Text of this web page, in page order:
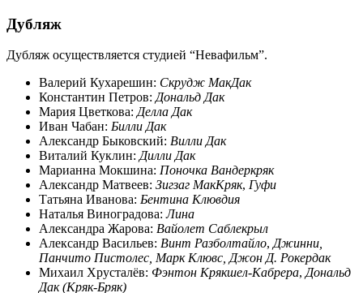
Дубляж
Дубляж осуществляется студией “Невафильм”.
Валерий Кухарешин: Скрудж МакДак
Константин Петров: Дональд Дак
Мария Цветкова: Делла Дак
Иван Чабан: Билли Дак
Александр Быковский: Вилли Дак
Виталий Куклин: Дилли Дак
Марианна Мокшина: Поночка Вандеркряк
Александр Матвеев: Зигзаг МакКряк, Гуфи
Татьяна Иванова: Бентина Клювдия
Наталья Виноградова:Лина
Александра Жарова: Вайолет Саблекрыл
Александр Васильев: Винт Разболтайло, Джинни,
Панчито Пистолес, Марк Клювс, Джон Д. Рокердак
Михаил Хрусталёв: Фэнтон Крякшел-Кабрера, Дональд
Дак (Кряк-Бряк)